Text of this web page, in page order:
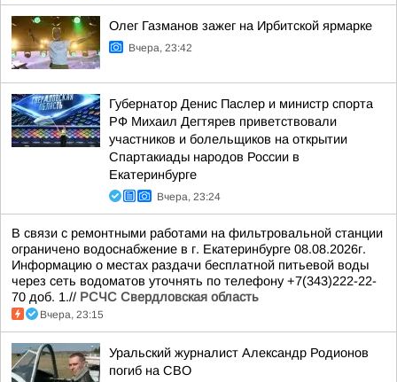
Олег Газманов зажег на Ирбитской ярмарке
Вчера, 23:42
Губернатор Денис Паслер и министр спорта
РФ Михаил Дегтярев приветствовали
участников и болельщиков на открытии
Спартакиады народов России в
Екатеринбурге
Вчера, 23:24
В связи с ремонтными работами на фильтровальной станции
ограничено водоснабжение в г. Екатеринбурге 08.08.2026г.
Информацию о местах раздачи бесплатной питьевой воды
через сеть водоматов уточнять по телефону +7(343)222-22-
70 доб. 1.// РСЧС Свердловская область
Вчера, 23:15
Уральский журналист Александр Родионов
погиб на СВО